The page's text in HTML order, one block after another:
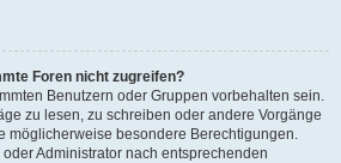
Foren nicht zugreifen?
Benutzern oder Gruppen vorbehalten sein.
zu lesen, zu schreiben oder andere Vorgänge
möglicherweise besondere Berechtigungen.
Administrator nach entsprechenden